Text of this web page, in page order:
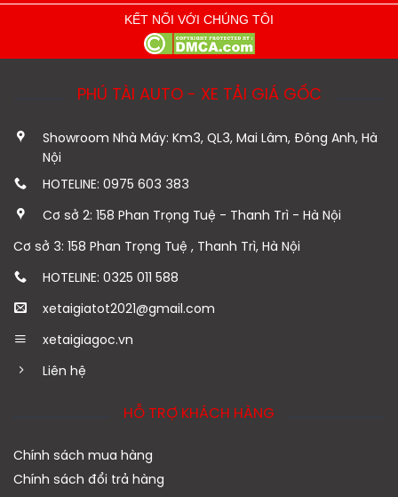
KẾT NỐI VỚI CHÚNG TÔI
PHÚ TÀI AUTO - XE TẢI GIÁ GỐC
Showroom Nhà Máy: Km3, QL3, Mai Lâm, Đông Anh, Hà
Nội
HOTELINE: 0975 603 383
Cơ sở 2: 158 Phan Trọng Tuệ - Thanh Trì - Hà Nội
Cơ sở 3: 158 Phan Trọng Tuệ , Thanh Trì, Hà Nội
HOTELINE: 0325 011 588
xetaigiatot2021@gmail.com
xetaigiagoc.vn
Liên hệ
HỖ TRỢ KHÁCH HÀNG
Chính sách mua hàng
Chính sách đổi trả hàng